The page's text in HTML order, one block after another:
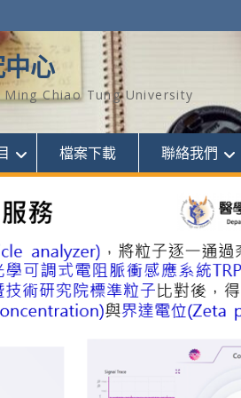
心
Chiao Tung University
檔案下載 聯絡我們